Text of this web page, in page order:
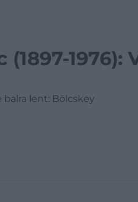
1976):
balra lent: Bölcskey